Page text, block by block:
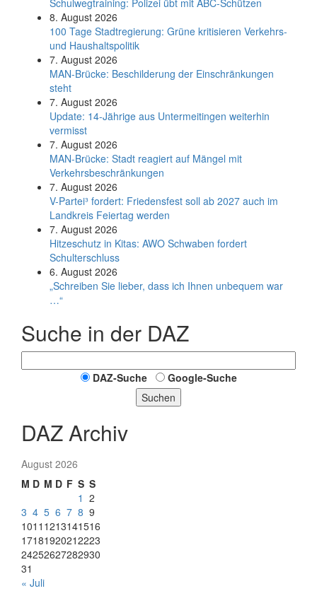
Schul­weg­trai­ning: Poli­zei übt mit ABC-Schüt­zen
8. August 2026
100 Tage Stadtregierung: Grüne kritisieren Verkehrs-
und Haushaltspolitik
7. August 2026
MAN-Brücke: Beschilderung der Einschränkungen
steht
7. August 2026
Update: 14-Jährige aus Untermeitingen weiterhin
vermisst
7. August 2026
MAN-Brücke: Stadt reagiert auf Mängel mit
Verkehrsbeschränkungen
7. August 2026
V-Partei­³ fordert: Friedens­fest soll ab 2027 auch im
Land­kreis Feier­tag werden
7. August 2026
Hitzeschutz in Kitas: AWO Schwaben fordert
Schulterschluss
6. August 2026
„Schreiben Sie lieber, dass ich Ihnen unbequem war
…“
Suche in der DAZ
DAZ-Suche
Google-Suche
Suchen
DAZ Archiv
August 2026
M D M D F S S
1 2
3 4 5 6 7 8 9
1011 1213141516
17181920212223
24252627282930
31
« Juli